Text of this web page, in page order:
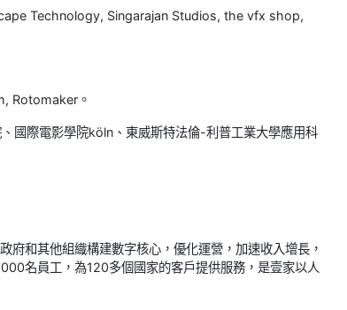
Technology, Singarajan Studios, the vfx shop,
Rotomaker。
國際電影學院köln、東威斯特法倫-利普工業大學應用科
和其他組織構建數字核心，優化運營，加速收入增長，
名員工，為120多個國家的客戶提供服務，是壹家以人